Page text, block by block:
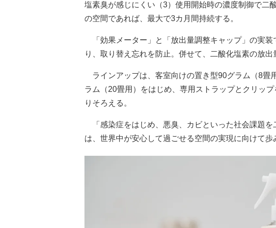
塩素臭が感じにくい（3）使用開始時の濃度制御で二
の空間であれば、最大で3カ月間持続する。
「効果メーター」と「放出量調整キャップ」の実装
り、取り替え忘れを防止。併せて、二酸化塩素の放出
ラインアップは、客室向けの置き型90グラム（8畳
ラム（20畳用）をはじめ、専用ストラップとクリッ
りそろえる。
「感染症をはじめ、悪臭、カビといった社会課題を
は、世界中が安心して過ごせる空間の実現に向けて歩